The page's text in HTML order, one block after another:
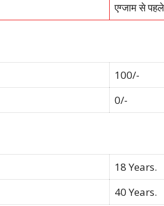
एग्जाम से पहले
100/-
0/-
18 Years.
40 Years.